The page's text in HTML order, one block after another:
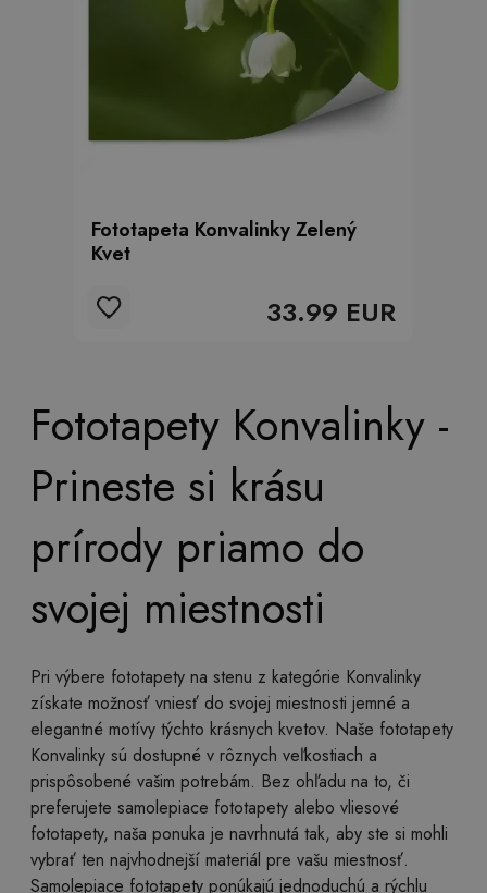
Fototapeta Konvalinky Zelený
Kvet
33.99 EUR
Fototapety Konvalinky -
Prineste si krásu
prírody priamo do
svojej miestnosti
Pri výbere fototapety na stenu z kategórie Konvalinky
získate možnosť vniesť do svojej miestnosti jemné a
elegantné motívy týchto krásnych kvetov. Naše fototapety
Konvalinky sú dostupné v rôznych veľkostiach a
prispôsobené vašim potrebám. Bez ohľadu na to, či
preferujete samolepiace fototapety alebo vliesové
fototapety, naša ponuka je navrhnutá tak, aby ste si mohli
vybrať ten najvhodnejší materiál pre vašu miestnosť.
Samolepiace fototapety ponúkajú jednoduchú a rýchlu